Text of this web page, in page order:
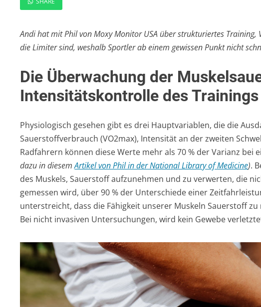
Andi hat mit Phil von Moxy Monitor USA über strukturiertes
die Limiter sind, weshalb Sportler ab einem gewissen Punkt nicht
Die Überwachung der
Intensitätskontrolle des
Physiologisch gesehen gibt es drei Hauptvariablen, die die
Sauerstoffverbrauch (VO2max), Intensität an der zweiten
Radfahrern können diese Werte mehr als 70 % der Varianz
dazu in diesemArtikel von Phil in der National Library of Medicine).
des Muskels, Sauerstoff aufzunehmen und zu verwerten, die
gemessen wird, über 90 % der Unterschiede einer
unterstreicht, dass die Fähigkeit unserer Muskeln Sauerstoff
Bei nicht invasiven Untersuchungen, wird kein Gewebe